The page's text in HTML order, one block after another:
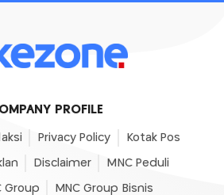
PROFILE
Privacy Policy Kotak Pos
Disclaimer MNC Peduli
Group MNC Group Bisnis